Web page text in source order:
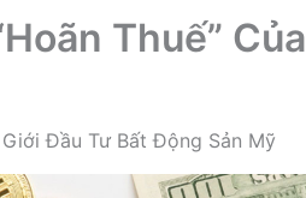
Thuế” Của
Giới Đầu Tư Bất Động Sản Mỹ